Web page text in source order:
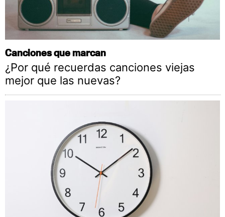
Canciones que marcan
¿Por qué recuerdas canciones viejas
mejor que las nuevas?